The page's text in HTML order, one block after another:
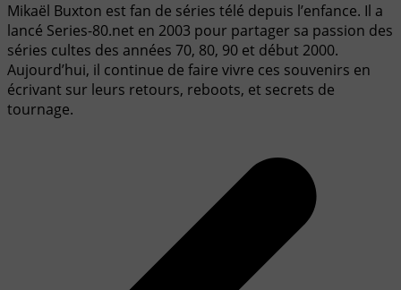
Mikaël Buxton est fan de séries télé depuis l’enfance. Il a
lancé Series-80.net en 2003 pour partager sa passion des
séries cultes des années 70, 80, 90 et début 2000.
Aujourd’hui, il continue de faire vivre ces souvenirs en
écrivant sur leurs retours, reboots, et secrets de
tournage.